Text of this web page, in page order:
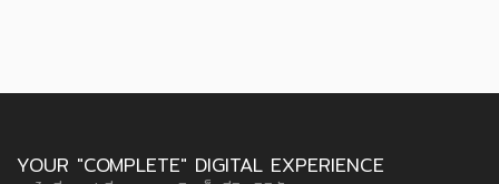
YOUR "COMPLETE" DIGITAL EXPERIENCE